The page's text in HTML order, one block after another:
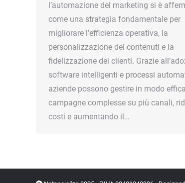
l’automazione del marketing si è
come una strategia fondamentale per
migliorare l’efficienza operativa, la
personalizzazione dei contenuti e la
fidelizzazione dei clienti. Grazie
software intelligenti e processi
aziende possono gestire in modo
campagne complesse su più canali,
costi e aumentando il…